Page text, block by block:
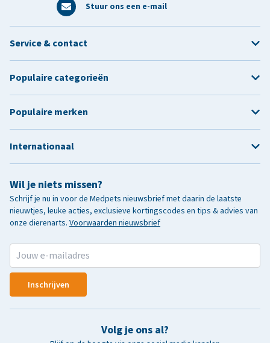
Stuur ons een e-mail
Wil je niets missen?
Schrijf je nu in voor de Medpets nieuwsbrief met daarin de laatste
nieuwtjes, leuke acties, exclusieve kortingscodes en tips & advies van
onze dierenarts. Voorwaarden nieuwsbrief
Inschrijven
Volg je ons al?
Service & contact
Populaire categorieën
Populaire merken
Internationaal